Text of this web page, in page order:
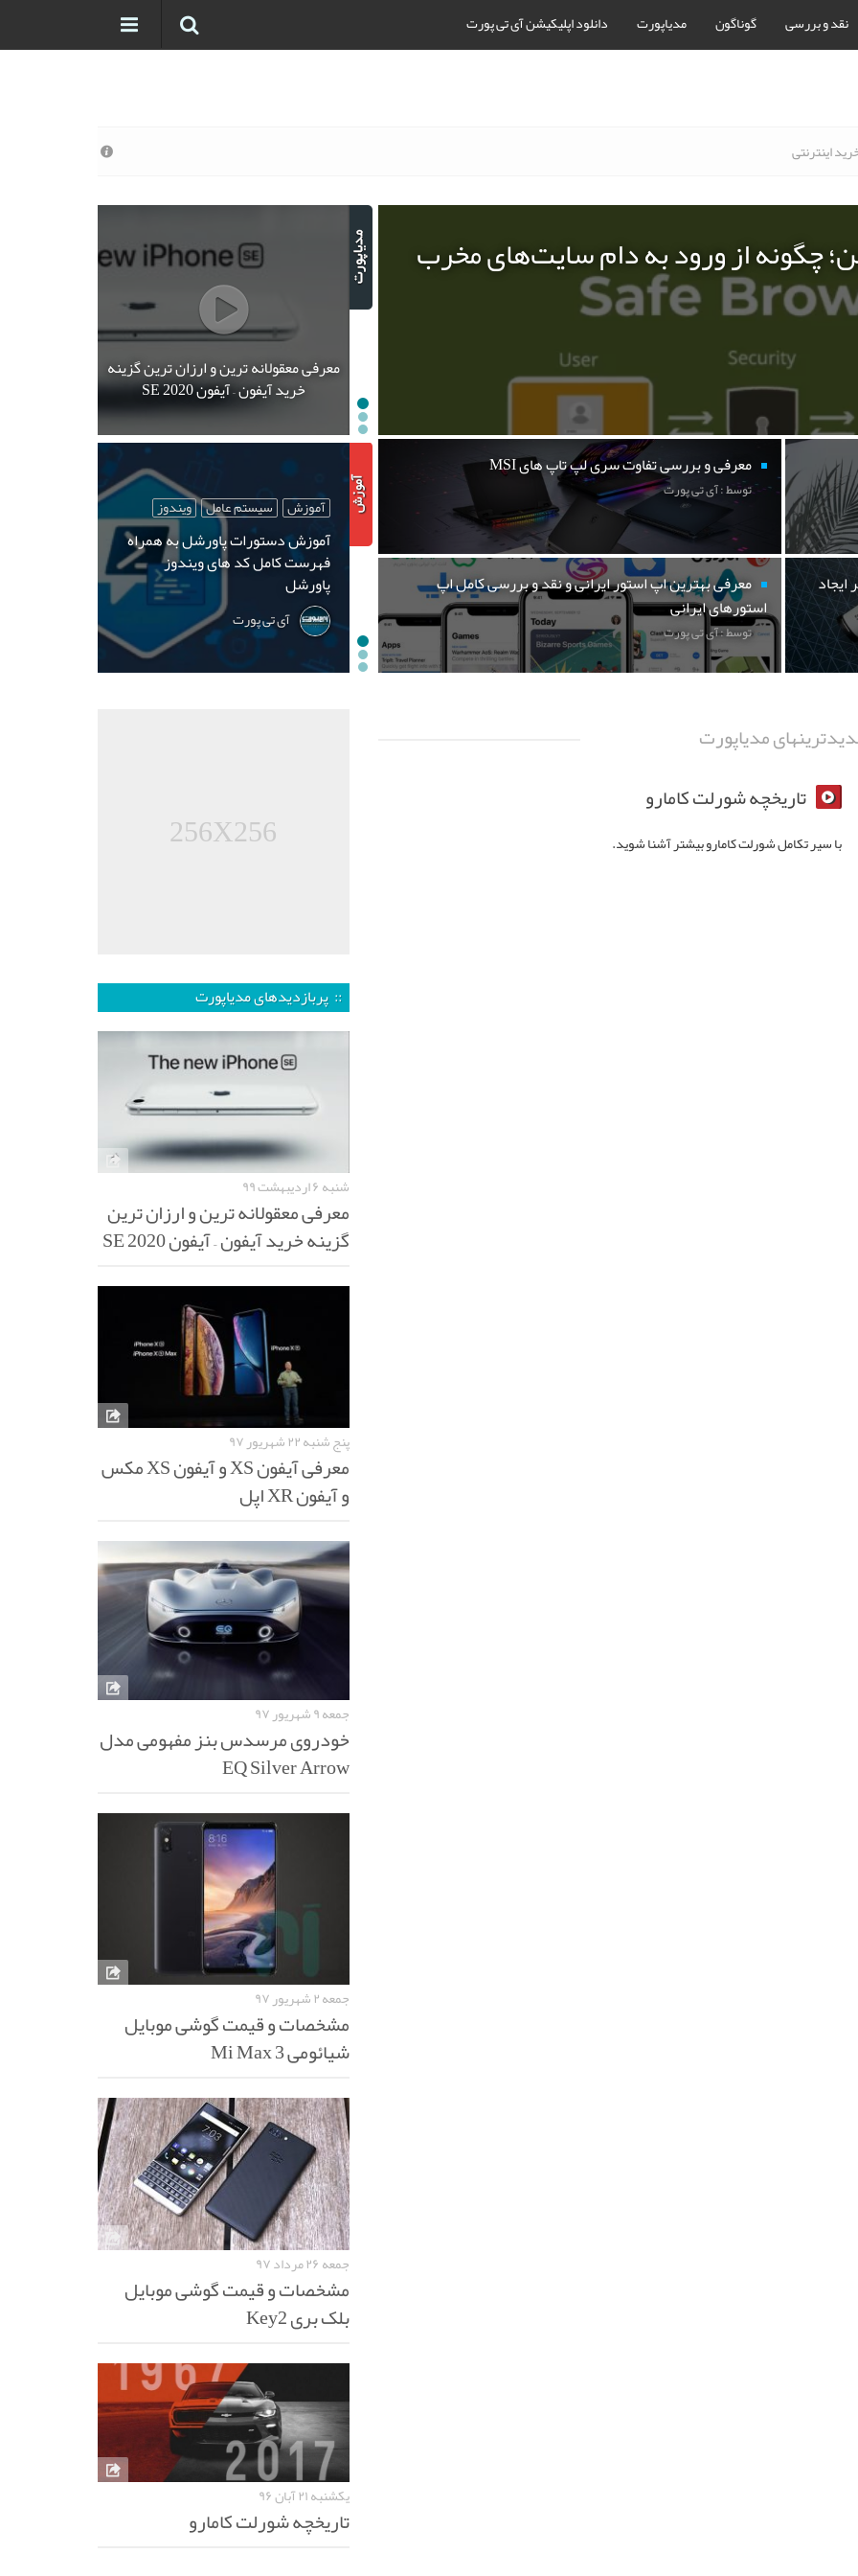
نقد و بررسی گوناگون مدیاپورت دانلود اپلیکیشن آی تی پورت
اینترنتی
چگونه از ورود به دام سایت‌های مخرب
معرفی و بررسی تفاوت سری لپ تاپ های MSI
توسط : آی تی پورت
معرفی بهترین اپ استور ایرانی و نقد و بررسی کامل اپ
استورهای ایرانی
توسط : آی تی پورت
معرفی معقولانه ترین و ارزان ترین گزینه
خرید آیفون – آیفون SE 2020
آموزش سیستم عامل ویندوز
آموزش دستورات پاورشل به همراه
فهرست کامل کد های ویندوز
پاورشل
آی تی پورت
مدیاپورت
تاریخچه شورلت کامارو
با سیر تکامل شورلت کامارو بیشتر آشنا شوید. 256X256
:: پربازدیدهای مدیاپورت
شنبه ۶ اردیبهشت ۹۹
معرفی معقولانه ترین و ارزان ترین
گزینه خرید آیفون – آیفون SE 2020
پنج شنبه ۲۲ شهریور ۹۷
معرفی آیفون XS و آیفون XS مکس
و آیفون XR اپل
جمعه ۹ شهریور ۹۷
خودروی مرسدس بنز مفهومی مدل
EQ Silver Arrow
جمعه ۲ شهریور ۹۷
مشخصات و قیمت گوشی موبایل
شیائومی Mi Max 3
جمعه ۲۶ مرداد ۹۷
مشخصات و قیمت گوشی موبایل
بلک بری Key2
یکشنبه ۲۱ آبان ۹۶
تاریخچه شورلت کامارو